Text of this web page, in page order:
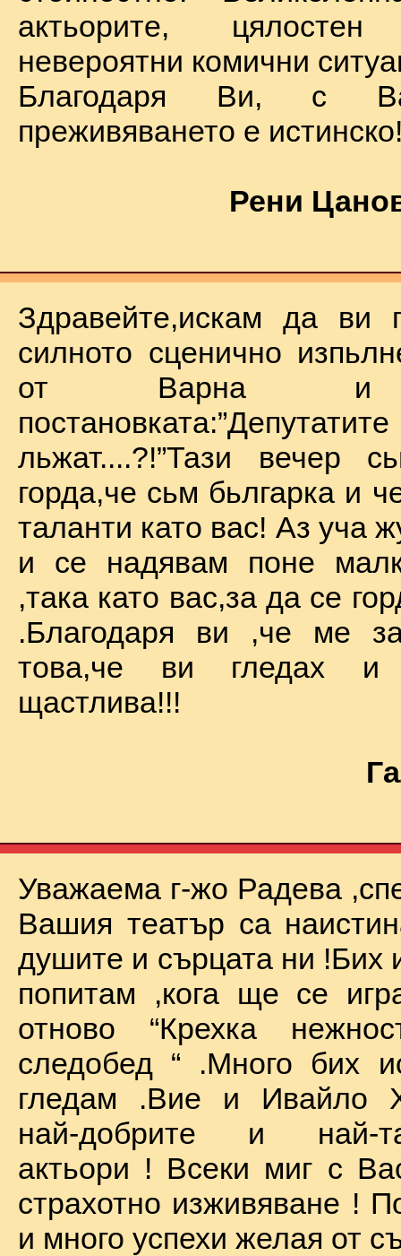
актьорите, цялостен
невероятни комични
Благодаря Ви, с
преживяването е
Рени
Здравейте,искам да ви
силното сценично
от Варна и
льжат....?!”Тази вечер
горда,че сьм бьлгарка и
таланти като вас! Аз уча
и се надявам поне
,така като вас,за да се
.Благодаря ви ,че ме
това,че ви гледах
щастлива!!!
Уважаема г-жо Радева
Вашия театър са
душите и сърцата ни !Бих
попитам ,кога ще се
отново “Крехка
следобед “ .Много бих
гледам .Вие и Ивайло
най-добрите и най-
актьори ! Всеки миг с
страхотно изживяване !
и много успехи желая от